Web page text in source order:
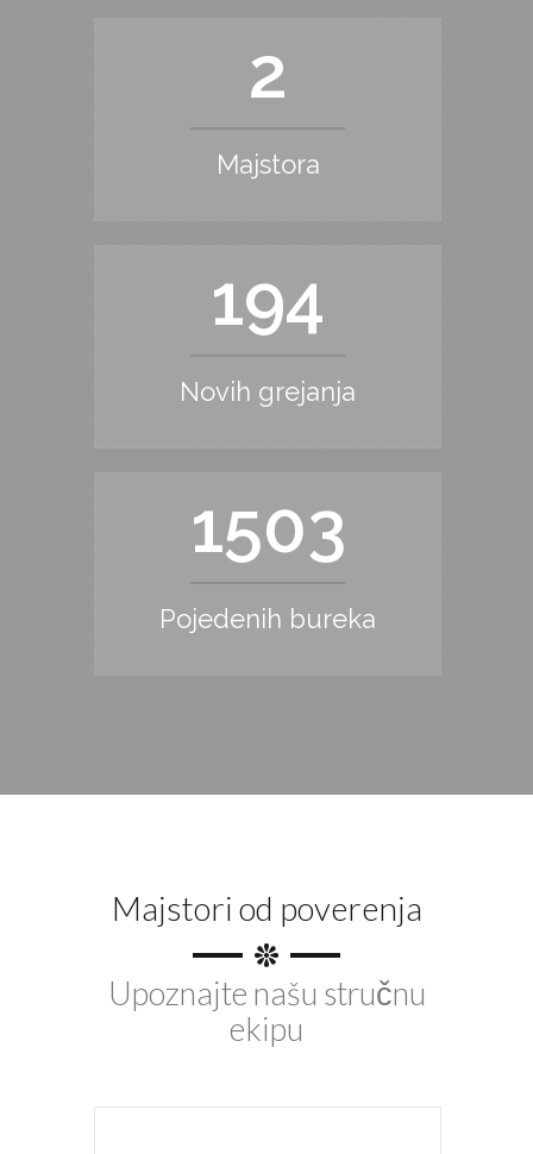
2
Majstora
246
Novih grejanja
1901
Pojedenih bureka
Majstori od poverenja
Upoznajte našu stručnu
ekipu